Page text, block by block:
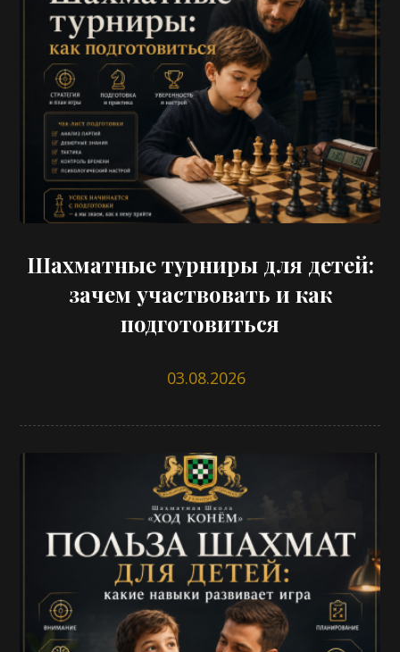
Шахматные турниры для детей:
зачем участвовать и как
подготовиться
03.08.2026